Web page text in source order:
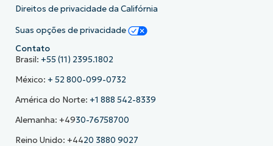
Direitos de privacidade da Califórnia
Suas opções de privacidade
Contato
Brasil: +55 (11) 2395.1802
México: + 52 800-099-0732
América do Norte: +1 888 542-8339
Alemanha: +4930-76758700
Reino Unido: +4420 3880 9027